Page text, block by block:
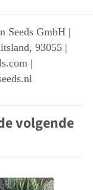
Seeds GmbH |
93055 |
|
volgende